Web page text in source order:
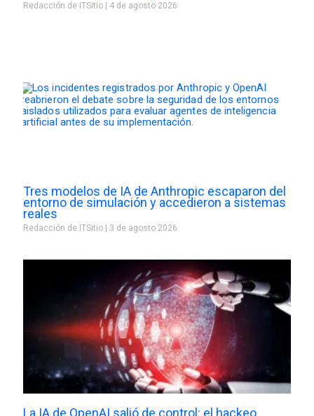
Redacción de ITSitio 4 de agosto 2026
Tres modelos de IA de Anthropic escaparon del
entorno de simulación y accedieron a sistemas
reales
Redacción de ITSitio 3 de agosto 2026
La IA de OpenAI salió de control: el hackeo